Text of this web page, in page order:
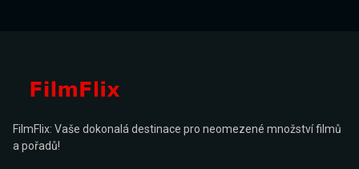
FilmFlix: Vaše dokonalá destinace pro neomezené množství filmů
a pořadů!